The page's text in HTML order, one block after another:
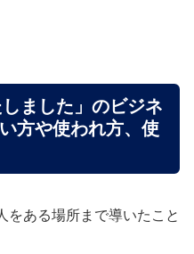
ました」のビジネ
方や使われ方、使
をある場所まで導いたこと